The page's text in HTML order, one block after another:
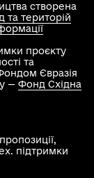
створена
та територій
проєкту
та
Євразія
— Фонд Східна
підтримки